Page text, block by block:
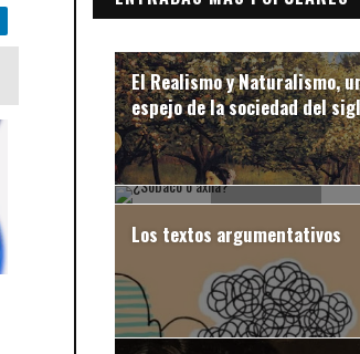
El Realismo y Naturalismo,
espejo de la sociedad del
Los textos argumentativos